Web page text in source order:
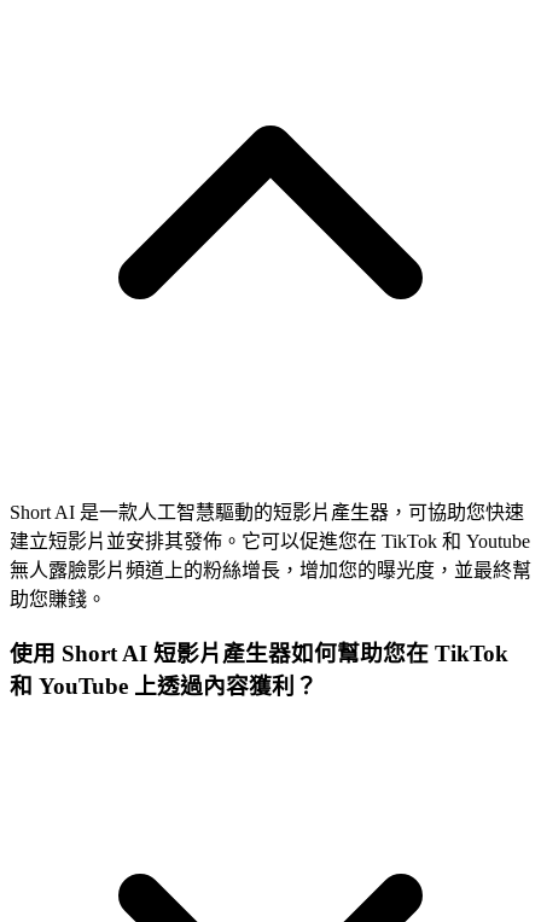
Short AI 是一款人工智慧驅動的短影片產生器，可協助您快速
建立短影片並安排其發佈。它可以促進您在 TikTok 和 Youtube
無人露臉影片頻道上的粉絲增長，增加您的曝光度，並最終幫
助您賺錢。
使用 Short AI 短影片產生器如何幫助您在 TikTok
和 YouTube 上透過內容獲利？